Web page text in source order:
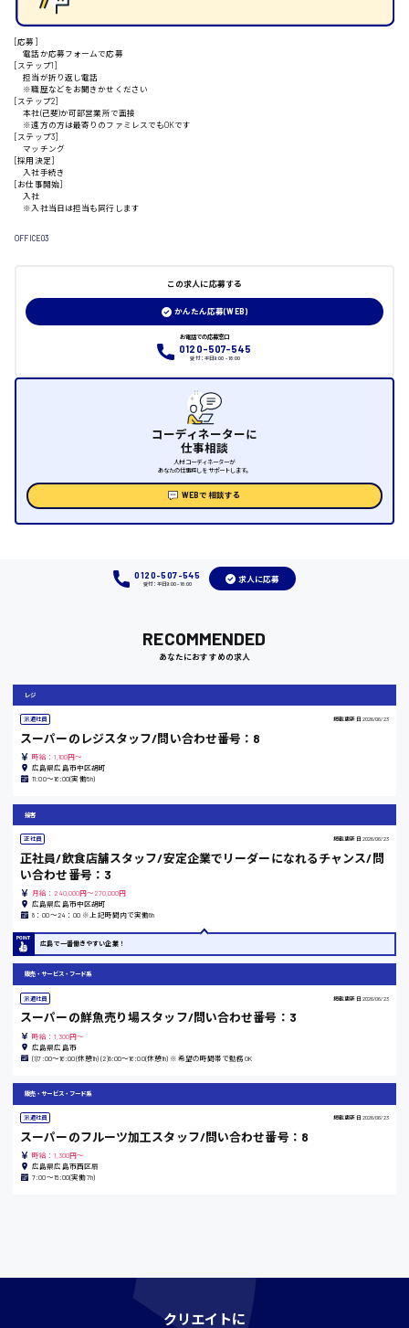
山口県
大竹市
三次市
三原市
福山市
竹原市
東京都
島根県
香川県
日給制すべて
時給1300円〜
時給1200円〜
[応募]
電話か応募フォームで応募
[ステップ1]
担当が折り返し電話
※職歴などをお聞きかせください
[ステップ2]
本社(己斐)か可部営業所で面接
※遠方の方は最寄りのファミレスでもOKです
[ステップ3]
マッチング
[採用決定]
入社手続き
[お仕事開始]
入社
※入社当日は担当も同行します
OFFICE03
この求人に応募する
かんたん応募(WEB)
お電話での応募窓口
0120-507-545
受付：平日9:00 - 18:00
コーディネーターに
仕事相談
人材コーディネーターが
あなたの仕事探しをサポートします。
WEBで相談する
0120-507-545
受付：平日9:00 - 18:00
求人に応募
RECOMMENDED
あなたにおすすめの求人
レジ
派遣社員 掲載更新日 2026/06/23
スーパーのレジスタッフ/問い合わせ番号：8
時給：1,100円～
広島県広島市中区胡町
11:00〜16:00(実働5h)
接客
正社員 掲載更新日 2026/06/23
正社員/飲食店舗スタッフ/安定企業でリーダーになれるチャンス/問
い合わせ番号：3
月給：240,000円～270,000円
広島県広島市中区胡町
8：00〜24：00 ※上記時間内で実働8h
広島で一番働きやすい企業！
販売・サービス・フード系
派遣社員 掲載更新日 2026/06/23
スーパーの鮮魚売り場スタッフ/問い合わせ番号：3
時給：1,300円～
広島県広島市
(1)7:00〜16:00(休憩1h) (2)8:00〜16:00(休憩1h) ※希望の時間帯で勤務OK
販売・サービス・フード系
派遣社員 掲載更新日 2026/06/23
スーパーのフルーツ加工スタッフ/問い合わせ番号：8
時給：1,300円～
広島県広島市西区扇
7:00〜15:00(実働7h)
クリエイトに